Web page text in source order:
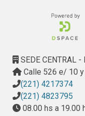
SEDE CENTRAL -
Calle 526 e/ 10
(221) 4217374
(221) 4823795
08.00 hs a 19.00